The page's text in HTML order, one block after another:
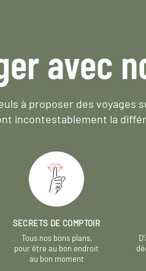
avec
à proposer des voyages
incontestablement la
SECRETS DE COMPTOIR
Tous nos bons plans,
pour être au bon endroit
au bon moment